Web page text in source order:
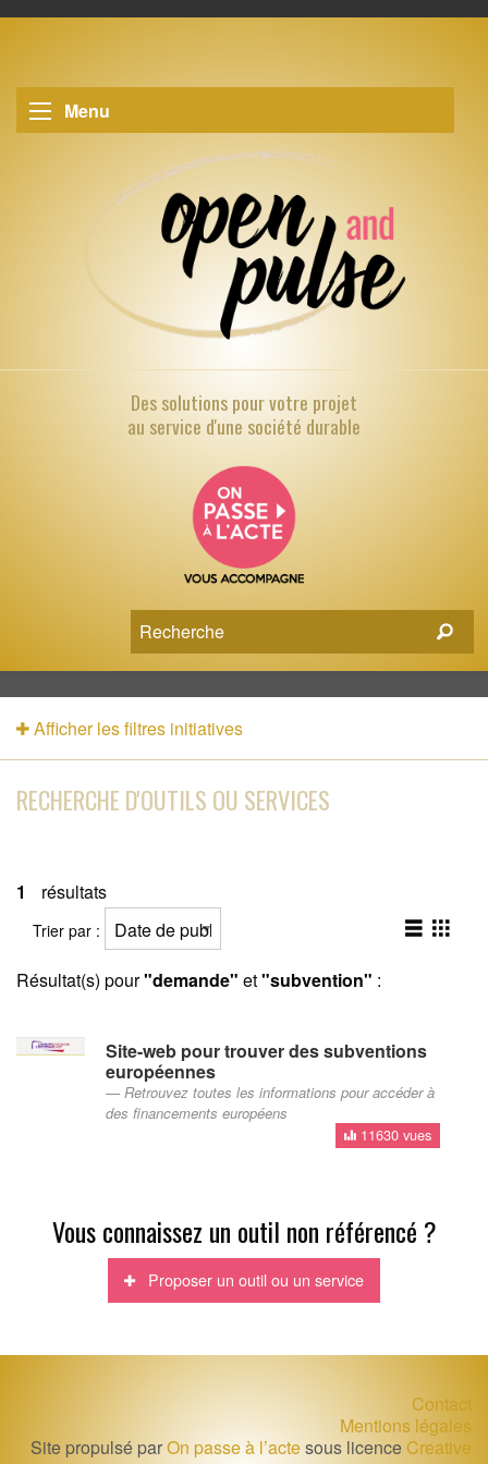
Menu
Des solutions pourvotre projet
au service d'une société durable
Afficher les filtres initiatives
RECHERCHE D'OUTILS OU SERVICES
1 résultats
Trier par :
Résultat(s) pour"demande" et"subvention" :
Site-web pour trouver des subventions
européennes
Retrouvez toutes les informations pour accéder à
des financements européens
11630 vues
Vous connaissez un outil non référencé ?
Proposer un outil ou un service
Contact
Mentions légales
Site propulsé parOn passe à l’actesous licence Creative